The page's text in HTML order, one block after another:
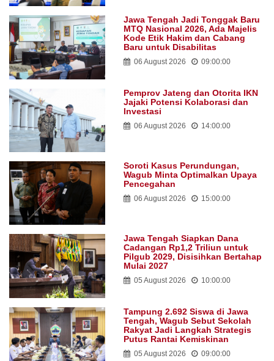
Jawa Tengah Jadi Tonggak Baru
MTQ Nasional 2026, Ada Majelis
Kode Etik Hakim dan Cabang
Baru untuk Disabilitas
06 August 2026 09:00:00
Pemprov Jateng dan Otorita IKN
Jajaki Potensi Kolaborasi dan
Investasi
06 August 2026 14:00:00
Soroti Kasus Perundungan,
Wagub Minta Optimalkan Upaya
Pencegahan
06 August 2026 15:00:00
Jawa Tengah Siapkan Dana
Cadangan Rp1,2 Triliun untuk
Pilgub 2029, Disisihkan Bertahap
Mulai 2027
05 August 2026 10:00:00
Tampung 2.692 Siswa di Jawa
Tengah, Wagub Sebut Sekolah
Rakyat Jadi Langkah Strategis
Putus Rantai Kemiskinan
05 August 2026 09:00:00